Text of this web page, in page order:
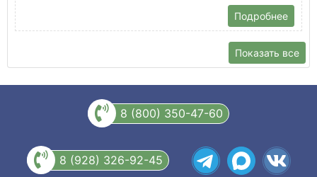
Подробнее
Показать все
8 (800) 350-47-60
8 (928) 326-92-45